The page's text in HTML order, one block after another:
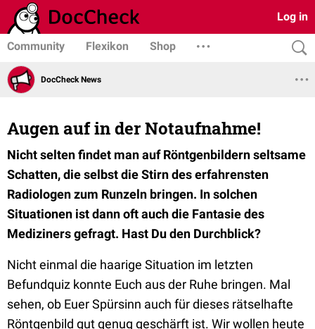
Log in
Community Flexikon Shop
DocCheck News
Augen auf in der Notaufnahme!
Nicht selten findet man auf Röntgenbildern seltsame
Schatten, die selbst die Stirn des erfahrensten
Radiologen zum Runzeln bringen. In solchen
Situationen ist dann oft auch die Fantasie des
Mediziners gefragt. Hast Du den Durchblick?
Nicht einmal die haarige Situation im letzten
Befundquiz konnte Euch aus der Ruhe bringen. Mal
sehen, ob Euer Spürsinn auch für dieses rätselhafte
Röntgenbild gut genug geschärft ist. Wir wollen heute